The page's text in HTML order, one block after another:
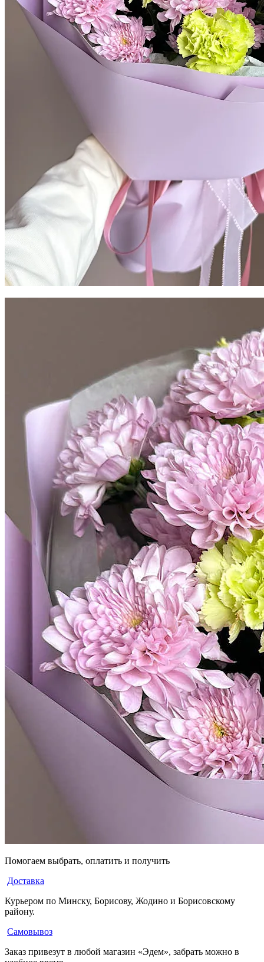
Помогаем выбрать, оплатить и получить
Доставка
Курьером по Минску, Борисову, Жодино и Борисовскому
району.
Самовывоз
Заказ привезут в любой магазин «Эдем», забрать можно в